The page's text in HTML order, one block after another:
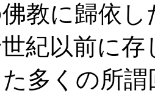
教に歸依
紀以前に
多くの所